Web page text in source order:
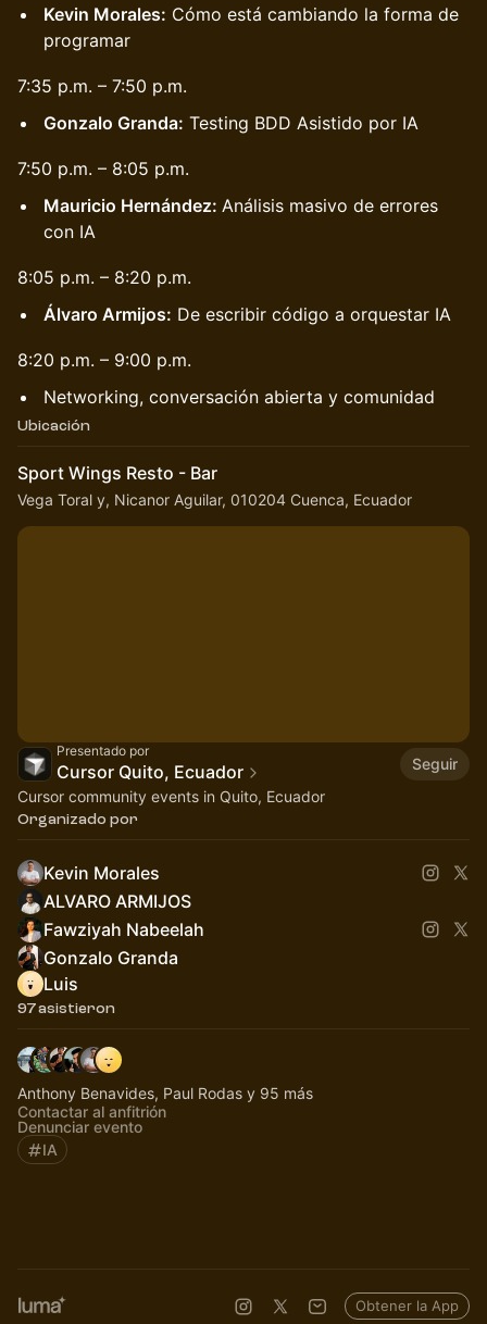
Kevin Morales: Cómo está cambiando la forma de
programar
7:35 p.m. – 7:50 p.m.
Gonzalo Granda: Testing BDD Asistido por IA
7:50 p.m. – 8:05 p.m.
Mauricio Hernández: Análisis masivo de errores
con IA
8:05 p.m. – 8:20 p.m.
Álvaro Armijos: De escribir código a orquestar IA
8:20 p.m. – 9:00 p.m.
Networking, conversación abierta y comunidad
Ubicación
Sport Wings Resto - Bar
Vega Toral y, Nicanor Aguilar, 010204 Cuenca, Ecuador
Presentado por
Cursor Quito, Ecuador
Seguir
Cursor community events in Quito, Ecuador
Organizado por
Kevin Morales
ALVARO ARMIJOS
Fawziyah Nabeelah
Gonzalo Granda
Luis
97 asistieron
Anthony Benavides, Paul Rodas y 95 más
Contactar al anfitrión
Denunciar evento
IA
Obtener la App